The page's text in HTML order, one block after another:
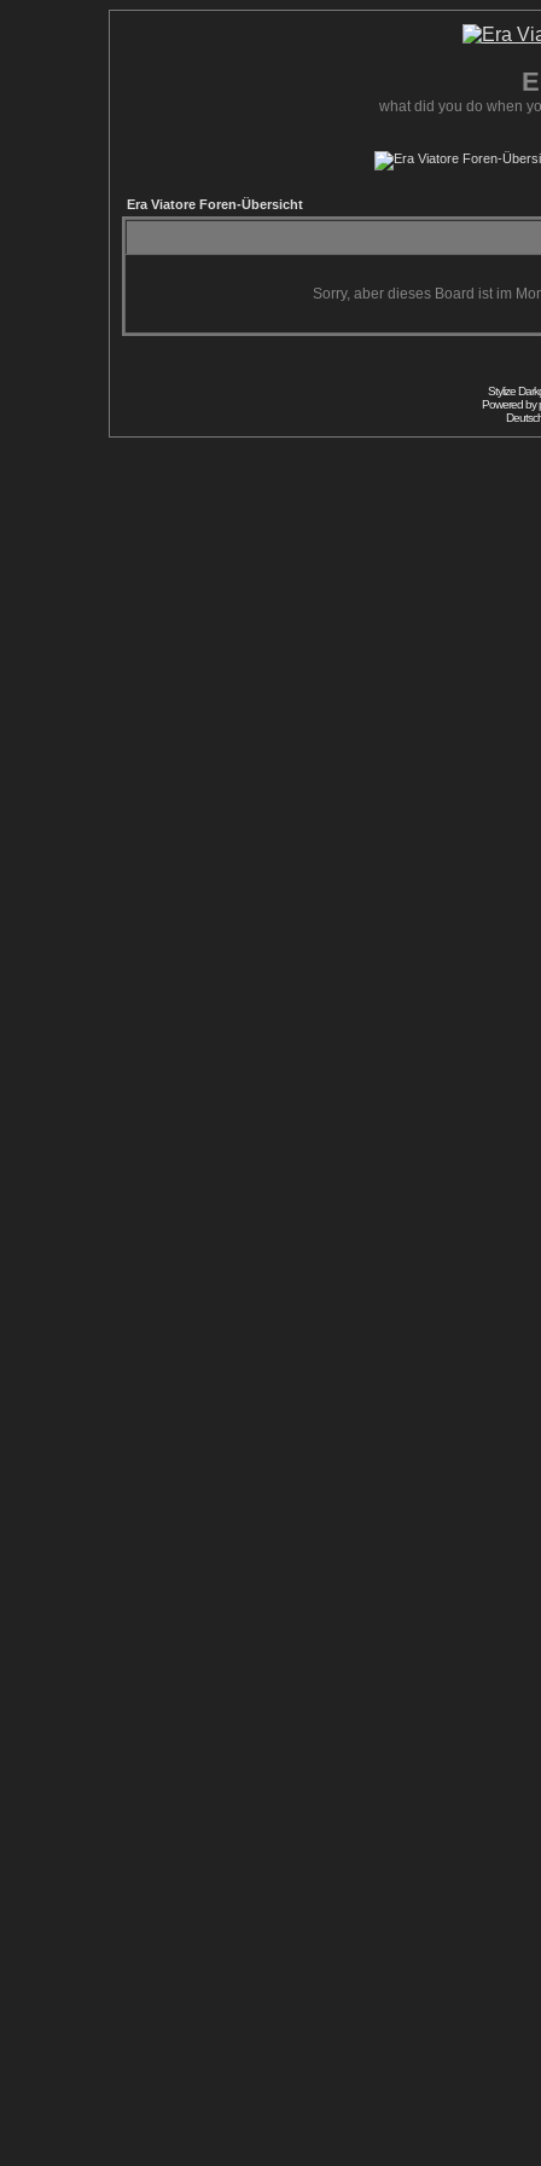
what did you do when
Era Viatore Foren-Übersicht
Sorry, aber dieses Board ist im
Stylize
Powered by